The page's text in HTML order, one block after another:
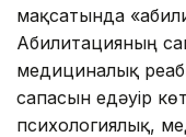
мақсатында
Абилитацияның
медициналық
сапасын едәуір
психологиялық,